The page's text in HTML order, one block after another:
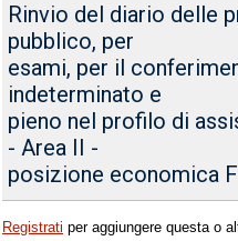
Rinvio del diario delle
pubblico, per
esami, per il
indeterminato e
pieno nel profilo di
- Area II -
posizione economica
Registrati per aggiungere questa o